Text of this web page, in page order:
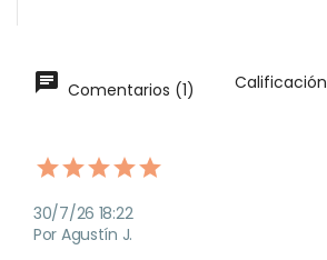
Comentarios (1) Calificación
30/7/26 18:22
Por Agustín J.